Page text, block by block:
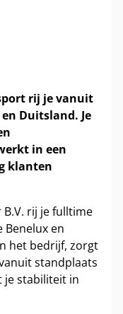
rij je vanuit
Duitsland. Je
in een
klanten
B.V. rij je fulltime
en
het bedrijf, zorgt
standplaats
je stabiliteit in